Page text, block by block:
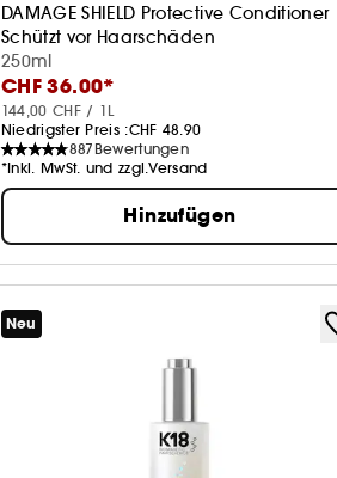
DAMAGE SHIELD Protective Conditioner
Schützt vor Haarschäden
250ml
CHF 36.00*
144,00 CHF / 1L
Niedrigster Preis :CHF 48.90
887 Bewertungen
*Inkl. MwSt. und zzgl.Versand
Hinzufügen
Neu